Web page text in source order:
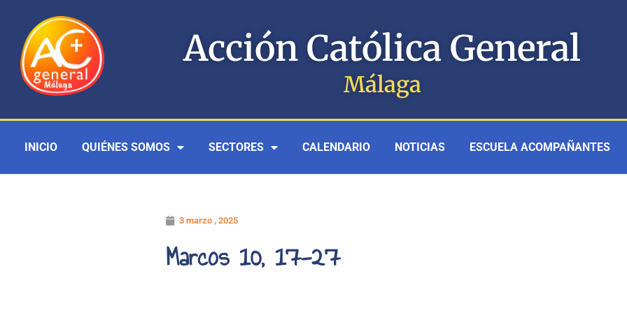
contenido
Acción Católica General
Málaga
INICIO QUIÉNES SOMOS SECTORES CALENDARIO NOTICIAS ESCUELA ACOMPAÑANTES
3 marzo , 2025
Marcos 10, 17-27